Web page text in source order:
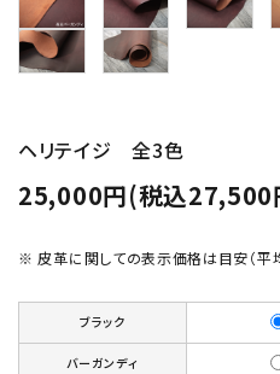
ヘリテイジ 全3色
25,000円(税込27,500
※ 皮革に関しての表示価格は目安（平均
ブラック
バーガンディ